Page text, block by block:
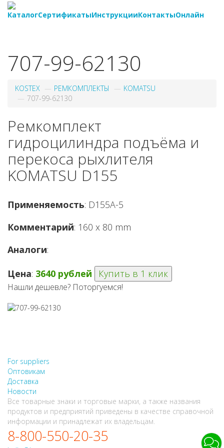
КаталогСертификатыИнструкцииКонтактыОнлайн
707-99-62130
KOSTEX РЕМКОМПЛЕКТЫ
KOMATSU
707-99-62130
Ремкомплект
гидроцилиндра подъёма и
перекоса рыхлителя
KOMATSU D155
Применяемость: D155A-5
Комментарий: 160 x 80 mm
Аналоги:
Цена: 3640 рублей Купить в 1 клик
Нашли дешевле? Поторгуемся!
For suppliers
Оптовикам
Доставка
Новости
Все товарные знаки и торговые марки, а также названия
продуктов и предприятий приведены в качестве справочной
информации и принадлежат их владельцам.
8-800-550-20-35